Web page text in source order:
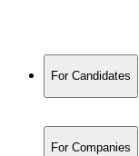
For Candidates
For Companies